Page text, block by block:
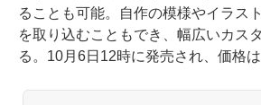
ることも可能。自作の模様やイラス
を取り込むこともでき、幅広いカス
る。10月6日12時に発売され、価格は